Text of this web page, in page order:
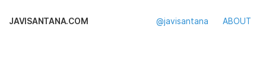
JAVISANTANA.COM @javisantana ABOUT